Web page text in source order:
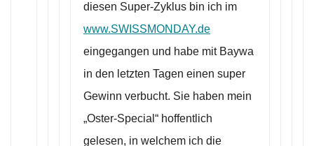
diesen Super-Zyklus bin ich im
www.SWISSMONDAY.de
eingegangen und habe mit Baywa
in den letzten Tagen einen super
Gewinn verbucht. Sie haben mein
„Oster-Special“ hoffentlich
gelesen, in welchem ich die